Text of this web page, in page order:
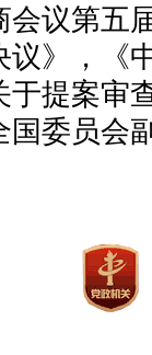
会议第五
》，《
于提案审
委员会